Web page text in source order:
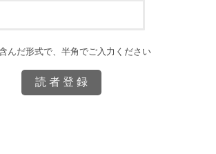
んだ形式で、半角でご入力ください